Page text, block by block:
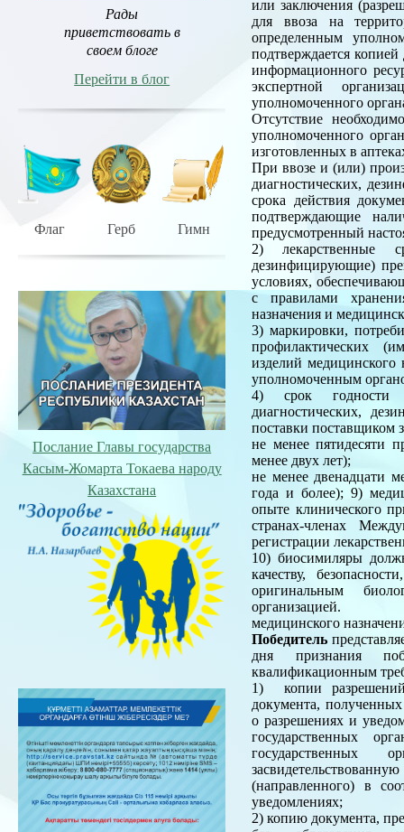
Рады
приветствовать в
своем блоге
Перейти в блог
Флаг Герб Гимн
Послание Главы государства
Касым-Жомарта Токаева народу
Казахстана
или заключения
для ввоза на
определенным
подтверждается
информационного
экспертной
уполномоченного
Отсутствие
уполномоченного
изготовленных в
При ввозе и (или)
диагностических,
срока действия
подтверждающие
предусмотренный
2) лекарственные
дезинфицирующие)
условиях,
с правилами
назначения и
3) маркировки,
профилактических
изделий медицинского
уполномоченным
4) срок годности
диагностических,
поставки поставщиком
не менее пятидесяти
менее двух лет);
не менее двенадцати
года и более); 9)
опыте клинического
странах-членах
регистрации
10) биосимиляры
качеству,
оригинальным
организацией.
медицинского
Победитель
дня признания
квалификационным
1) копии разрешений
документа, полученных
о разрешениях и
государственных
государственных
(направленного) в
уведомлениях;
2) копию документа,